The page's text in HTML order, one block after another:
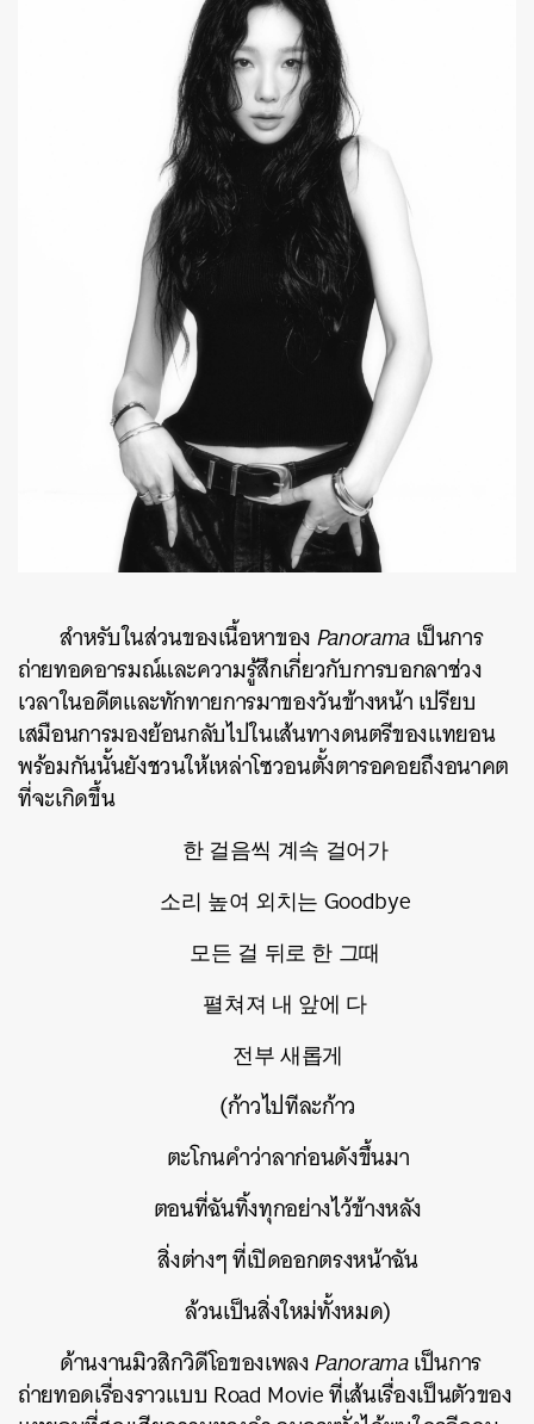
สำหรับในส่วนของเนื้อหาของPanoramaเป็นการ
ถ่ายทอดอารมณ์และความรู้สึกเกี่ยวกับการบอกลาช่วง
เวลาในอดีตและทักทายการมาของวันข้างหน้า เปรียบ
เสมือนการมองย้อนกลับไปในเส้นทางดนตรีของแทยอน
พร้อมกันนั้นยังชวนให้เหล่าโซวอนตั้งตารอคอยถึงอนาคต
ที่จะเกิดขึ้น
한 걸음씩 계속 걸어가
소리 높여 외치는 Goodbye
모든 걸 뒤로 한 그때
펼쳐져 내 앞에 다
전부 새롭게
(ก้าวไปทีละก้าว
ตะโกนคำว่าลาก่อนดังขึ้นมา
ตอนที่ฉันทิ้งทุกอย่างไว้ข้างหลัง
สิ่งต่างๆ ที่เปิดออกตรงหน้าฉัน
ล้วนเป็นสิ่งใหม่ทั้งหมด)
ด้านงานมิวสิกวิดีโอของเพลงPanoramaเป็นการ
ถ่ายทอดเรื่องราวแบบ Road Movie ที่เส้นเรื่องเป็นตัวของ